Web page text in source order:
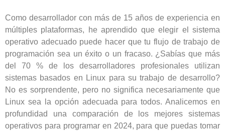
Como desarrollador con más de 15 años de experiencia en
múltiples plataformas, he aprendido que elegir el sistema
operativo adecuado puede hacer que tu flujo de trabajo de
programación sea un éxito o un fracaso. ¿Sabías que más
del 70 % de los desarrolladores profesionales utilizan
sistemas basados ​​en Linux para su trabajo de desarrollo?
No es sorprendente, pero no significa necesariamente que
Linux sea la opción adecuada para todos. Analicemos en
profundidad una comparación de los mejores sistemas
operativos para programar en 2024, para que puedas tomar